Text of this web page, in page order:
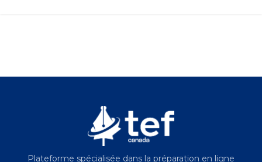
Plateforme spécialisée dans la préparation en ligne